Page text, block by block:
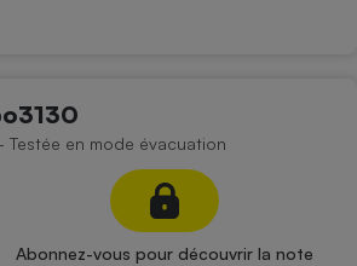
en mode évacuation
Abonnez-vous pour découvrir la note